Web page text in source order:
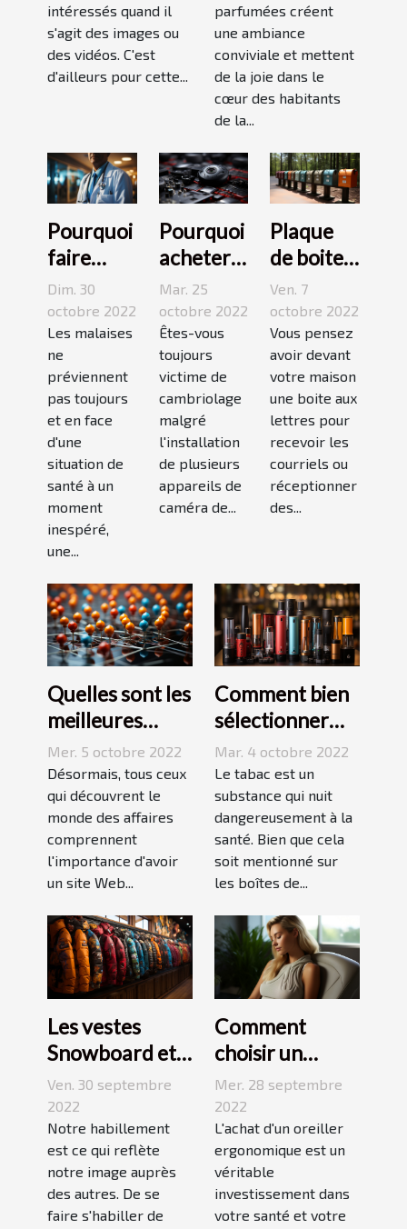
intéressés quand il
s'agit des images ou
des vidéos. C'est
d'ailleurs pour cette...
parfumées créent
une ambiance
conviviale et mettent
de la joie dans le
cœur des habitants
de la...
Pourquoi
faire
appel à
une
maison
médicale
de garde
?
Dim. 30
octobre 2022
Les malaises
ne
préviennent
pas toujours
et en face
d'une
situation de
santé à un
moment
inespéré,
une...
Pourquoi
acheter
une
caméra
espion ?
Mar. 25
octobre 2022
Êtes-vous
toujours
victime de
cambriolage
malgré
l'installation
de plusieurs
appareils de
caméra de...
Plaque
de boite
aux
lettres :3
conseils
pour bien
choisir un
bon
modèle
Ven. 7
octobre 2022
Vous pensez
avoir devant
votre maison
une boite aux
lettres pour
recevoir les
courriels ou
réceptionner
des...
Quelles sont les
meilleures
stratégies de
netlinking ?
Mer. 5 octobre 2022
Désormais, tous ceux
qui découvrent le
monde des affaires
comprennent
l'importance d'avoir
un site Web...
Comment bien
sélectionner
une cigarette
électronique ?
Mar. 4 octobre 2022
Le tabac est un
substance qui nuit
dangereusement à la
santé. Bien que cela
soit mentionné sur
les boîtes de...
Les vestes
Snowboard et
Ski
Ven. 30 septembre
2022
Notre habillement
est ce qui reflète
notre image auprès
des autres. De se
faire s'habiller de
Comment
choisir un
oreiller
ergonomique ?
Mer. 28 septembre
2022
L'achat d'un oreiller
ergonomique est un
véritable
investissement dans
votre santé et votre